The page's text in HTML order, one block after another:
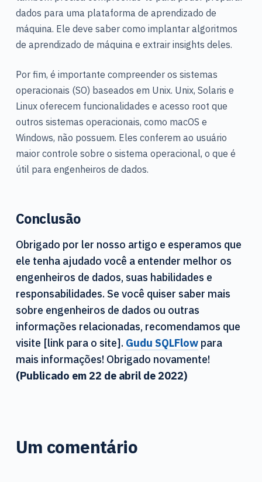
dados para uma plataforma de aprendizado de
máquina. Ele deve saber como implantar algoritmos
de aprendizado de máquina e extrair insights deles.
Por fim, é importante compreender os sistemas
operacionais (SO) baseados em Unix. Unix, Solaris e
Linux oferecem funcionalidades e acesso root que
outros sistemas operacionais, como macOS e
Windows, não possuem. Eles conferem ao usuário
maior controle sobre o sistema operacional, o que é
útil para engenheiros de dados.
Conclusão
Obrigado por ler nosso artigo e esperamos que
ele tenha ajudado você a entender melhor os
engenheiros de dados, suas habilidades e
responsabilidades. Se você quiser saber mais
sobre engenheiros de dados ou outras
informações relacionadas, recomendamos que
visite [link para o site]. Gudu SQLFlowpara
mais informações! Obrigado novamente!
(Publicado em 22 de abril de 2022)
Um comentário